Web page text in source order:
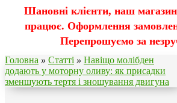
Шановні клієнти, наш
працює. Оформлення
Перепрошуємо за
Головна » Статті » Навіщо молібден
додають у моторну оливу: як присадки
зменшують тертя і зношування двигуна